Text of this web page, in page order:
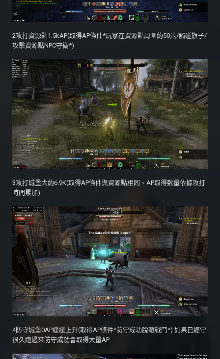
2攻打資源點1.5kAP(取得AP條件*玩家在資源點周圍約50米/觸碰旗子/
攻擊資源點NPC守衛*)
3攻打城堡大約6.9K(取得AP條件與資源點相同、AP取得數量依據攻打
時間累加)
4防守城堡0AP緩緩上升(取得AP條件*防守成功脫離戰鬥*) 如果已經守
很久跑過來防守成功會取得大量AP